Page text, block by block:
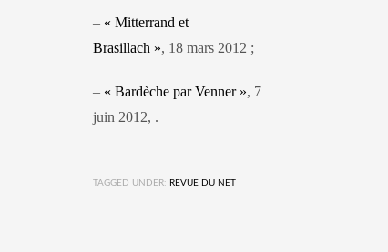
– « Mitterrand et
Brasillach », 18 mars 2012 ;
– « Bardèche par Venner », 7
juin 2012, .
TAGGED UNDER: REVUE DU NET